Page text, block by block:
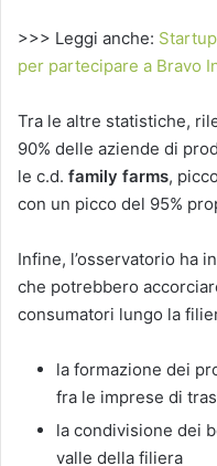
>>> Leggi anche:
per partecipare a Bravo
Tra le altre statistiche,
90% delle aziende di
le c.d. family farms,
con un picco del 95%
Infine, l’osservatorio ha
che potrebbero
consumatori lungo la
la formazione dei
fra le imprese di
la condivisione dei
valle della filiera